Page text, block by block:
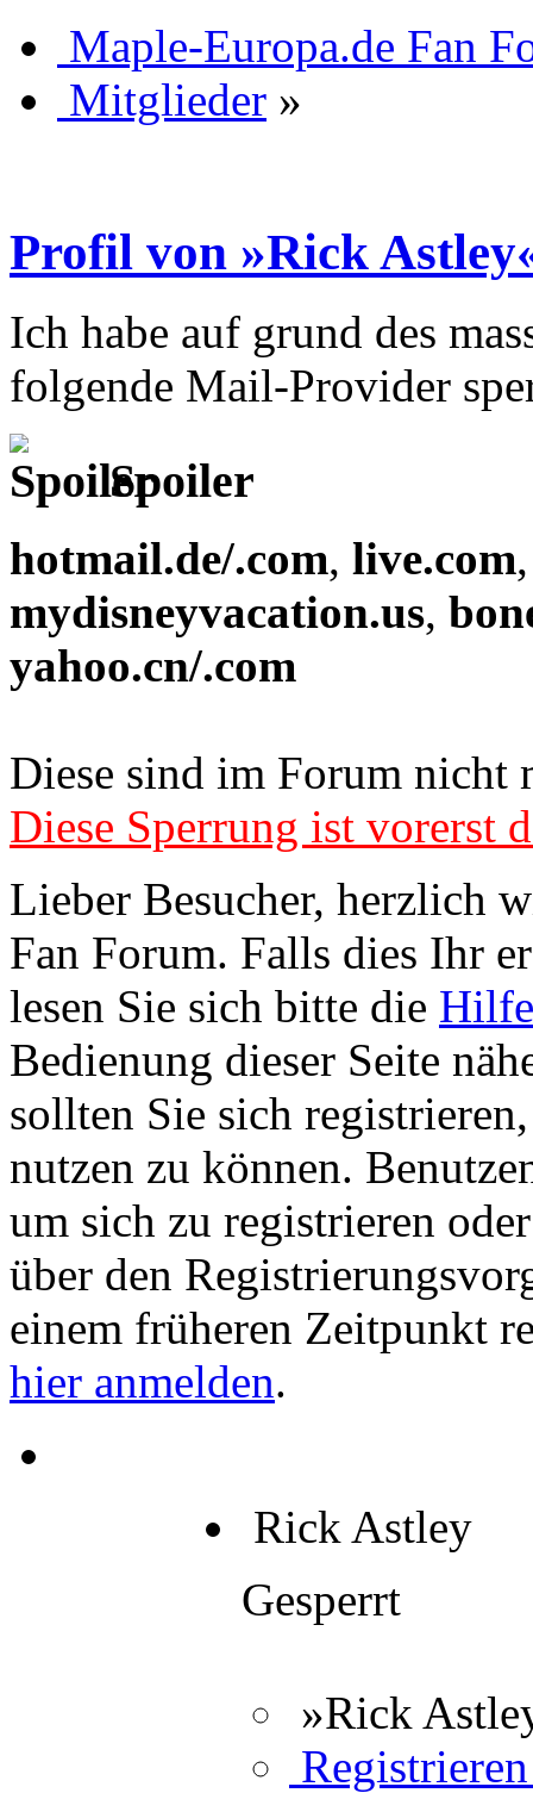
Maple-Europa.de Fan
Mitglieder »
Profil von »Rick
Ich habe auf grund des
folgende Mail-Provider
Spoiler
hotmail.de/.com, live.com
mydisneyvacation.us,
yahoo.cn/.com
Diese sind im Forum nicht
Diese Sperrung ist vorerst
Lieber Besucher, herzlich
Fan Forum. Falls dies Ihr
lesen Sie sich bitte die Hilfe
Bedienung dieser Seite
sollten Sie sich
nutzen zu können.
um sich zu registrieren
über den
einem früheren Zeitpunkt
hier anmelden.
Rick Astley
Gesperrt
»Rick